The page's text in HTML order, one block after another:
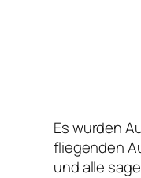
Es wurden
fliegenden
und alle